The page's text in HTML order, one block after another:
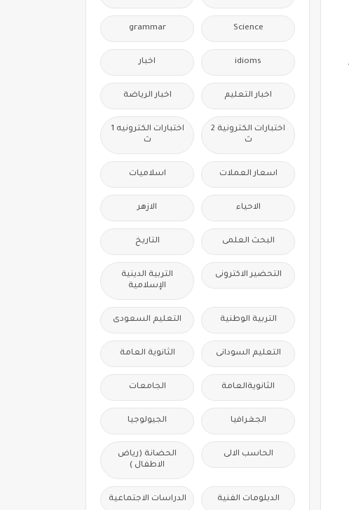
Science
grammar
idioms اخبار
اخبار التعليم اخبار الرياضة
اختبارات الكترونية 2
ث
اختبارات الكترونيه 1
ث
اسعار العملات اسلاميات
الاحياء الازهر
البحث العلمى التاريخ
التحضير الاكترونى
التربية الدينية
الإسلامية
التربية الوطنية التعليم السعودى
التعليم السودانى الثانوية العامة
الثانويةالعامة الجامعات
الجغرافيا الجيولوجيا
الحاسب الالى
الحضانة (رياض
الاطفال )
الدبلومات الفنية الدراسات الاجتماعية